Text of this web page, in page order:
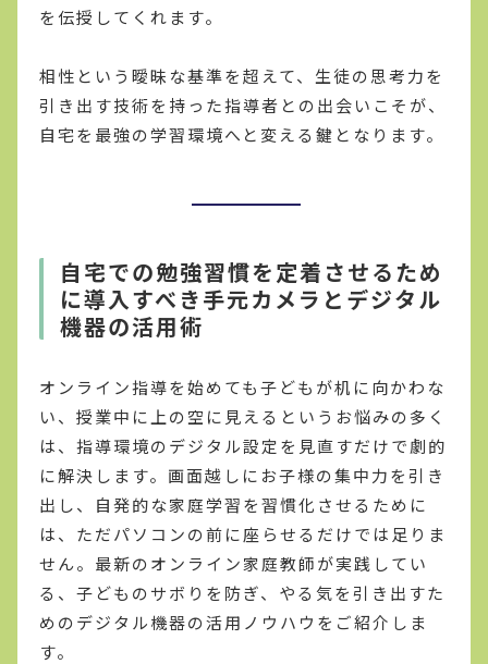
を伝授してくれます。
相性という曖昧な基準を超えて、生徒の思考力を
引き出す技術を持った指導者との出会いこそが、
自宅を最強の学習環境へと変える鍵となります。
自宅での勉強習慣を定着させるため
に導入すべき手元カメラとデジタル
機器の活用術
オンライン指導を始めても子どもが机に向かわな
い、授業中に上の空に見えるというお悩みの多く
は、指導環境のデジタル設定を見直すだけで劇的
に解決します。画面越しにお子様の集中力を引き
出し、自発的な家庭学習を習慣化させるために
は、ただパソコンの前に座らせるだけでは足りま
せん。最新のオンライン家庭教師が実践してい
る、子どものサボりを防ぎ、やる気を引き出すた
めのデジタル機器の活用ノウハウをご紹介しま
す。